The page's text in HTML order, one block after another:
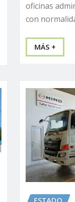
oficinas
con
MÁS +